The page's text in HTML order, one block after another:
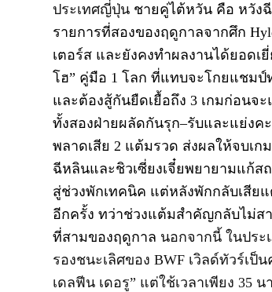
ประเทศญี่ปุ่น ชายคู่ไต้หวัน คือ หวัง
รายการที่สองของฤดูกาลจากศึก
เตอร์ส และยังคงทำผลงานได้ยอดเ
โฮ” คู่มือ 1 โลกที่แทบจะโกยแชมป์
และต้องสู้กันยืดเยื้อถึง3 เกมก่อนจ
ทั้งสองฝ่ายผลัดกันรุก–รับและแย่งค
พลาดเสีย2 แต้มรวด ส่งผลให้จบเ
ฉีหลินและชิวเซี่ยงเจี๋ยพยายามแก้
สู่ช่วงพักเทคนิค แต่หลังพักกลับเสีย
อีกครั้ง ทว่าช่วงแต้มสำคัญกลับไม่ส
ที่สามของฤดูกาล นอกจากนี้ ในประ
รองชนะเลิศของBWF เวิลด์ทัวร์เป็
เดลฟีน เดอรู” แต่ใช้เวลาเพียง35 น